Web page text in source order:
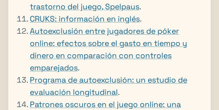
trastorno del juego, Spelpaus.
CRUKS: información en inglés.
Autoexclusión entre jugadores de póker
online: efectos sobre el gasto en tiempo y
dinero en comparación con controles
emparejados.
Programa de autoexclusión: un estudio de
evaluación longitudinal.
Patrones oscuros en el juego online: una